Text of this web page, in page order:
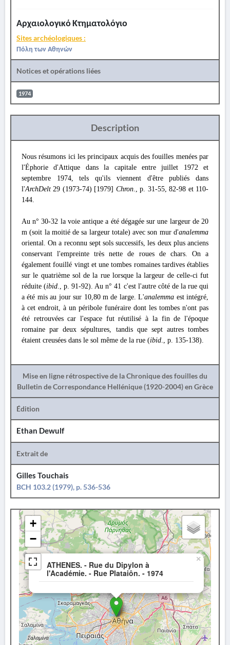
Αρχαιολογικό Κτηματολόγιο
Sites archéologiques :
Πόλη των Αθηνών
Notices et opérations liées
1974
Description
Nous résumons ici les principaux acquis des fouilles menées par
l'Éphorie d'Attique dans la capitale entre juillet 1972 et
septembre 1974, tels qu'ils viennent d'être publiés dans
l'ArchDelt 29 (1973-74) [1979] Chron., p. 31-55, 82-98 et 110-
144.
Au n° 30-32 la voie antique a été dégagée sur une largeur de 20
m (soit la moitié de sa largeur totale) avec son mur d'analemma
oriental. On a reconnu sept sols successifs, les deux plus anciens
conservant l'empreinte très nette de roues de chars. On a
également fouillé vingt et une tombes romaines tardives établies
sur le quatrième sol de la rue lorsque la largeur de celle-ci fut
réduite (ibid., p. 91-92). Au n° 41 c'est l'autre côté de la rue qui
a été mis au jour sur 10,80 m de large. L'analemma est intégré,
à cet endroit, à un péribole funéraire dont les tombes n'ont pas
été retrouvées car l'espace fut réutilisé à la fin de l'époque
romaine par deux sépultures, tandis que sept autres tombes
étaient creusées dans le sol même de la rue (ibid., p. 135-138).
Mise en ligne rétrospective de la Chronique des fouilles du
Bulletin de Correspondance Hellénique (1920-2004) en Grèce
Édition
Ethan Dewulf
Extrait de
Gilles Touchais
BCH 103.2 (1979), p. 536-536
ATHENES. - Rue du Dipylon à
l'Académie. - Rue Plataiôn. - 1974
×
+
−